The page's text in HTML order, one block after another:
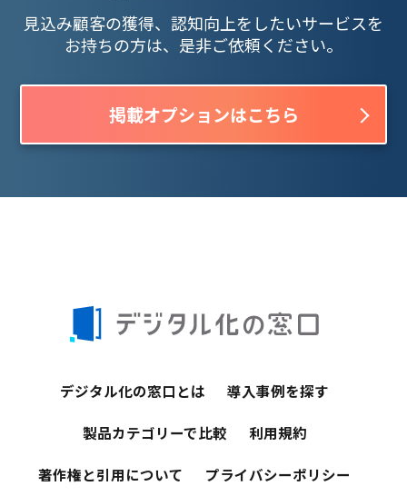
見込み顧客の獲得、認知向上をしたいサービスを
お持ちの方は、是非ご依頼ください。
掲載オプションはこちら
デジタル化の窓口とは 導入事例を探す
製品カテゴリーで比較 利用規約
著作権と引用について プライバシーポリシー